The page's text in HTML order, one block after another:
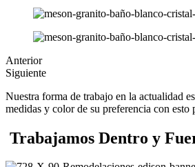
Anterior
Siguiente
Nuestra forma de trabajo en la actualidad
medidas y color de su preferencia con
Trabajamos Dentro y